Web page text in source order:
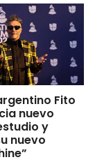
Fito
nuevo
y
nuevo